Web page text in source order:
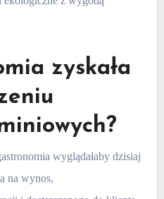
zyskała
wyglądałaby dzisiaj
na wynos,